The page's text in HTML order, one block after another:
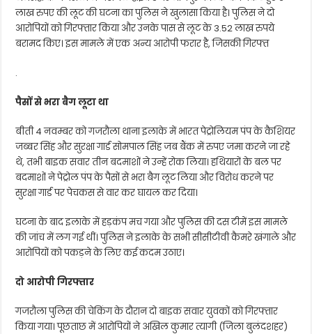
लाख रुपए की लूट की घटना का पुलिस ने खुलासा किया है। पुलिस ने दो
आरोपियों को गिरफ्तार किया और उनके पास से लूट के 3.52 लाख रुपये
बरामद किए। इस मामले में एक अन्य आरोपी फरार है, जिसकी गिरफ्त
.
पैसों से भरा बैग लूटा था
बीती 4 नवम्बर को गजरौला थाना इलाके में भारत पेट्रोलियम पंप के कैशियर
जब्बर सिंह और सुरक्षा गार्ड सोमपाल सिंह जब बैंक में रुपए जमा करने जा रहे
थे, तभी बाइक सवार तीन बदमाशों ने उन्हें रोक लिया। हथियारों के बल पर
बदमाशों ने पेट्रोल पंप के पैसों से भरा बैग लूट लिया और विरोध करने पर
सुरक्षा गार्ड पर पेचकस से वार कर घायल कर दिया।
घटना के बाद इलाके में हड़कंप मच गया और पुलिस की दस टीमें इस मामले
की जांच में लग गई थीं। पुलिस ने इलाके के सभी सीसीटीवी कैमरे खंगाले और
आरोपियों को पकड़ने के लिए कई कदम उठाए।
दो आरोपी गिरफ्तार
गजरौला पुलिस की चेकिंग के दौरान दो बाइक सवार युवकों को गिरफ्तार
किया गया। पूछताछ में आरोपियों ने अखिल कुमार त्यागी (जिला बुलंदशहर)